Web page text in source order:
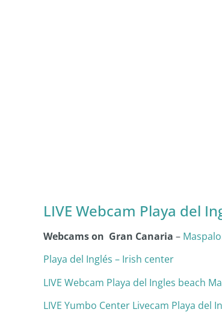
LIVE Webcam Playa del
Webcams on Gran Canaria –
Playa del Inglés – Irish center
LIVE Webcam Playa del Ingles beach
LIVE Yumbo Center Livecam Playa del